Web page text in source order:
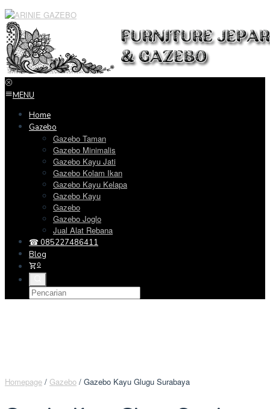
Loncat
ke
konten
MENU
Home
Gazebo
Gazebo Taman
Gazebo Minimalis
Gazebo Kayu Jati
Gazebo Kolam Ikan
Gazebo Kayu Kelapa
Gazebo Kayu
Gazebo
Gazebo Joglo
Jual Alat Rebana
☎ 085227486411
Blog
0
Homepage / Gazebo / Gazebo Kayu Glugu Surabaya